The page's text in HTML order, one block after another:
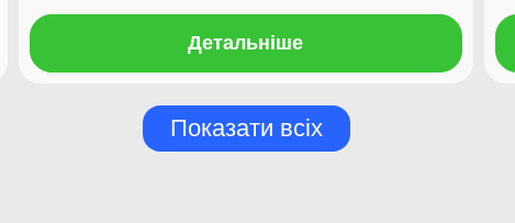
Детальніше
Показати всіх